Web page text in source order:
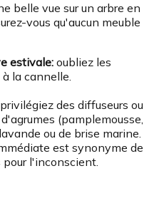
belle vue sur un arbre en
vous qu'aucun meuble
estivale: oubliez les
la cannelle.
privilégiez des diffuseurs ou
(pamplemousse,
ou de brise marine.
est synonyme de
l'inconscient.